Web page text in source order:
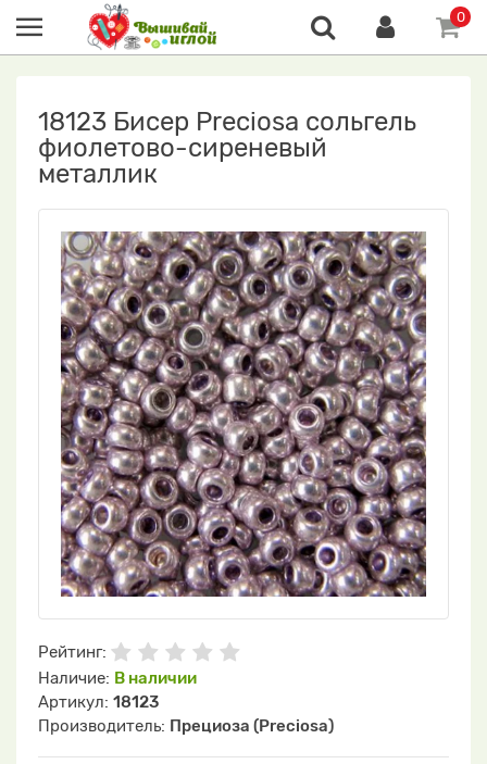
0
18123 Бисер Preciosa сольгель
фиолетово-сиреневый
металлик
Рейтинг:
Наличие: В наличии
Артикул: 18123
Производитель: Прециоза (Preciosa)